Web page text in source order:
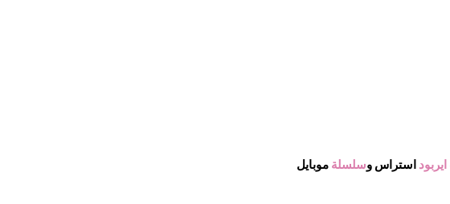
استراس وسلسلةموبايل